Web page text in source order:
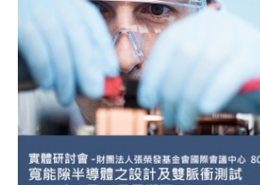
Aerospace | Defense | Security
Broadcast and Media
Cybersecurity